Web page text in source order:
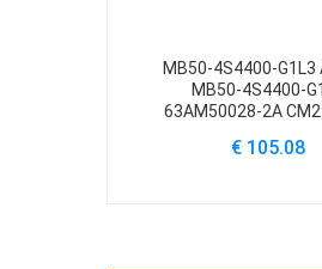
MB50-4S4400-G1L3
MB50-4S4400-
63AM50028-2A
€ 105.08